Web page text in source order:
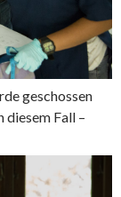
geschossen
diesem Fall –